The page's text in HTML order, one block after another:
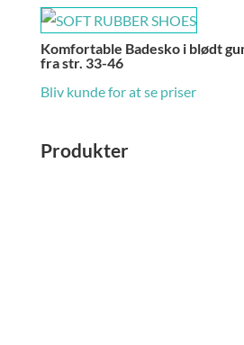
Komfortable Badesko i blødt
fra str. 33-46
Bliv kunde for at se priser
Produkter